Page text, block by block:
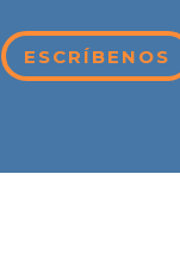
ESCRÍBENOS